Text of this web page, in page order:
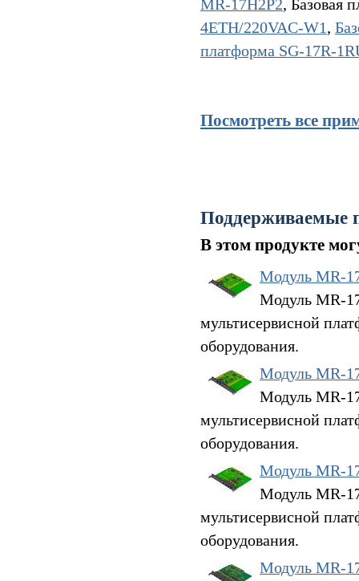
MR-17H2P2, Базовая
4ETH/220VAC-W1,
платформа SG-17R-
Посмотреть все
Поддерживаемые
В этом продукте
Модуль MR-
Модуль MR-
мультисервисной
оборудования.
Модуль MR-
Модуль MR-
мультисервисной
оборудования.
Модуль MR-
Модуль MR-
мультисервисной
оборудования.
Модуль MR-